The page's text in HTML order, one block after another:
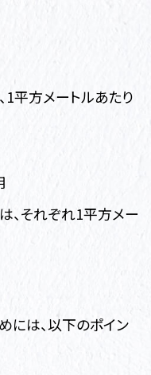
平方メートルあたり
、それぞれ1平方メー
には、以下のポイン